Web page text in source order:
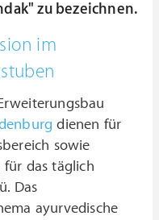
zu bezeichnen.
im
dienen für
sowie
das täglich
Das
ayurvedische